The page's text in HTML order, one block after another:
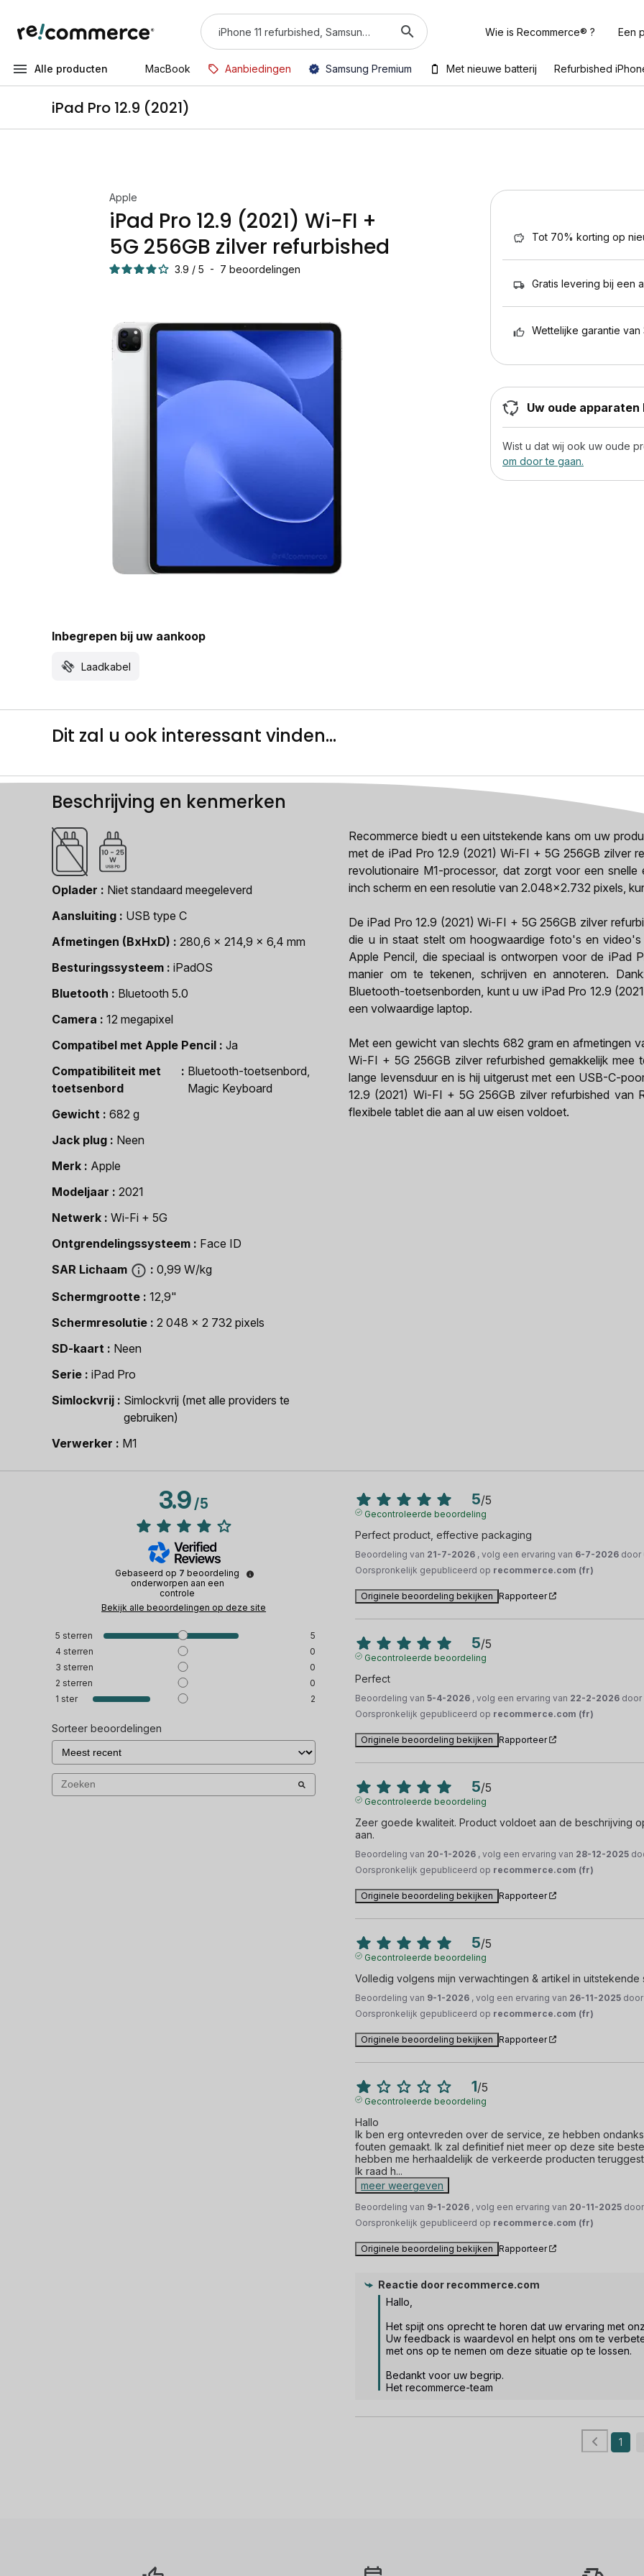
Wie is Recommerce® ? Een
Alle producten MacBook Aanbiedingen Samsung Premium Met nieuwe batterij Refurbished
iPad Pro 12.9 (2021)
Apple
iPad Pro 12.9 (2021) Wi-FI +
5G 256GB zilver refurbished
3.9 / 5 - 7 beoordelingen
Inbegrepen bij uw aankoop
Laadkabel
Tot 70% korting op
Gratis levering bij een
Wettelijke garantie van
Uw oude
Wist u dat wij ook uw oude
om door te gaan.
Dit zal u ook interessant vinden...
Beschrijving en kenmerken
Oplader
Niet standaard meegeleverd
Aansluiting
USB type C
Afmetingen (BxHxD)
280,6 x 214,9 x 6,4 mm
Besturingssysteem
iPadOS
Bluetooth
Bluetooth 5.0
Camera
12 megapixel
Compatibel met Apple Pencil
Ja
Compatibiliteit met
toetsenbord
Bluetooth-toetsenbord,
Magic Keyboard
Gewicht
682 g
Jack plug
Neen
Merk
Apple
Modeljaar
2021
Netwerk
Wi-Fi + 5G
Ontgrendelingssysteem
Face ID
SAR Lichaam
0,99 W/kg
Schermgrootte
12,9"
Schermresolutie
2 048 x 2 732 pixels
SD-kaart
Neen
Serie
iPad Pro
Simlockvrij
Simlockvrij (met alle providers te
gebruiken)
Verwerker
M1
Recommerce biedt u een uitstekende kans om uw
met de iPad Pro 12.9 (2021) Wi-FI + 5G 256GB zilver
revolutionaire M1-processor, dat zorgt voor een
inch scherm en een resolutie van 2.048x2.732 pixels,
De iPad Pro 12.9 (2021) Wi-FI + 5G 256GB zilver
die u in staat stelt om hoogwaardige foto's en
Apple Pencil, die speciaal is ontworpen voor de iPad
manier om te tekenen, schrijven en annoteren.
Bluetooth-toetsenborden, kunt u uw iPad Pro 12.9
een volwaardige laptop.
Met een gewicht van slechts 682 gram en afmetingen
Wi-FI + 5G 256GB zilver refurbished gemakkelijk
lange levensduur en is hij uitgerust met een USB-C-
12.9 (2021) Wi-FI + 5G 256GB zilver refurbished van
flexibele tablet die aan al uw eisen voldoet.
3.9/5
Gebaseerd op 7 beoordeling
onderworpen aan een
controle
Bekijk alle beoordelingen op deze site
5 sterren
5
4 sterren
0
3 sterren
0
2 sterren
0
1 ster 2
Sorteer beoordelingen
5/5
Gecontroleerde beoordeling
Perfect product, effective packaging
Beoordeling van 21-7-2026 , volg een ervaring van 6-7-2026 door
Oorspronkelijk gepubliceerd op recommerce.com (fr)
Originele beoordeling bekijken Rapporteer
5/5
Gecontroleerde beoordeling
Perfect
Beoordeling van5-4-2026 , volg een ervaring van 22-2-2026 door
Oorspronkelijk gepubliceerd op recommerce.com (fr)
Originele beoordeling bekijken Rapporteer
5/5
Gecontroleerde beoordeling
Zeer goede kwaliteit. Product voldoet aan de beschrijving
aan.
Beoordeling van 20-1-2026 , volg een ervaring van 28-12-2025
Oorspronkelijk gepubliceerd op recommerce.com (fr)
Originele beoordeling bekijken Rapporteer
5/5
Gecontroleerde beoordeling
Volledig volgens mijn verwachtingen & artikel in uitstekende
Beoordeling van 9-1-2026 , volg een ervaring van 26-11-2025 door
Oorspronkelijk gepubliceerd op recommerce.com (fr)
Originele beoordeling bekijken Rapporteer
1/5
Gecontroleerde beoordeling
Hallo
Ik ben erg ontevreden over de service, ze hebben
fouten gemaakt. Ik zal definitief niet meer op deze site
hebben me herhaaldelijk de verkeerde producten
Ik raad h...
meer weergeven
Beoordeling van 9-1-2026 , volg een ervaring van 20-11-2025 door
Oorspronkelijk gepubliceerd op recommerce.com (fr)
Originele beoordeling bekijken Rapporteer
Reactie door recommerce.com
Hallo,
Het spijt ons oprecht te horen dat uw ervaring met
Uw feedback is waardevol en helpt ons om te
met ons op te nemen om deze situatie op te lossen.
Bedankt voor uw begrip.
Het recommerce-team
1